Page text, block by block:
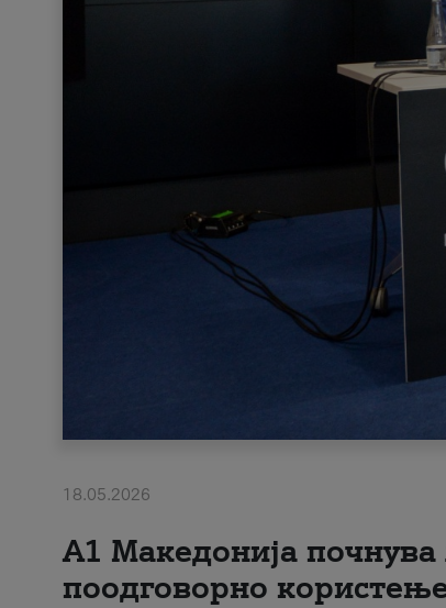
18.05.2026
A1 Македонија
поодговорно